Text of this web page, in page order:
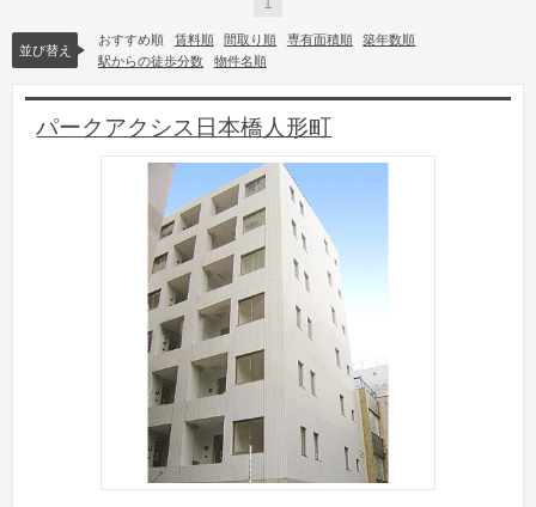
並び替え
おすすめ順 賃料順 間取り順 専有面積順
築年数順
駅からの徒歩分数
物件名順
パークアクシス日本橋人形町